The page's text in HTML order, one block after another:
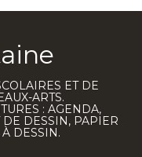
ET DE
ARTS.
: AGENDA,
DESSIN, PAPIER
DESSIN.